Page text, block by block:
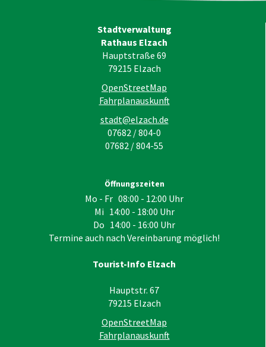
Stadtverwaltung
Rathaus Elzach
Hauptstraße 69
79215 Elzach
OpenStreetMap
Fahrplanauskunft
stadt@elzach.de
07682 / 804-0
07682 / 804-55
Öffnungszeiten
Mo - Fr 08:00 - 12:00 Uhr
Mi 14:00 - 18:00 Uhr
Do 14:00 - 16:00 Uhr
Termine auch nach Vereinbarung möglich!
Tourist-Info Elzach
Hauptstr. 67
79215 Elzach
OpenStreetMap
Fahrplanauskunft